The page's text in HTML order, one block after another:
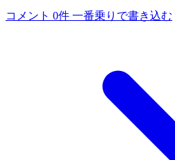
コメント 0件 一番乗りで書き込む